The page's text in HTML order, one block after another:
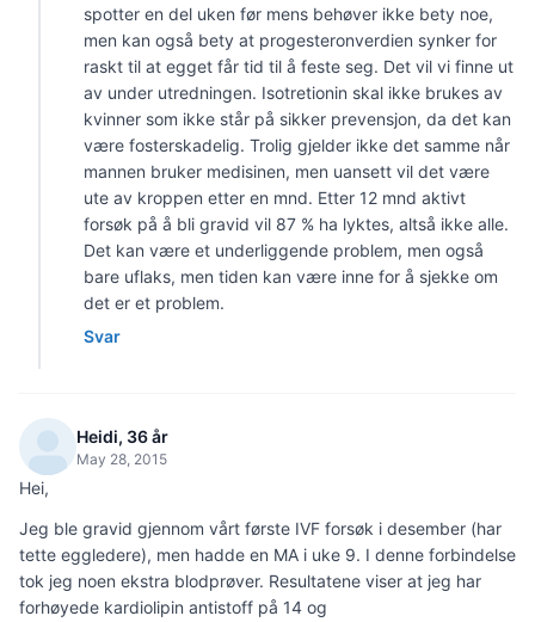
spotter en del uken før mens behøver ikke bety noe,
men kan også bety at progesteronverdien synker for
raskt til at egget får tid til å feste seg. Det vil vi finne ut
av under utredningen. Isotretionin skal ikke brukes av
kvinner som ikke står på sikker prevensjon, da det kan
være fosterskadelig. Trolig gjelder ikke det samme når
mannen bruker medisinen, men uansett vil det være
ute av kroppen etter en mnd. Etter 12 mnd aktivt
forsøk på å bli gravid vil 87 % ha lyktes, altså ikke alle.
Det kan være et underliggende problem, men også
bare uflaks, men tiden kan være inne for å sjekke om
det er et problem.
Svar
Heidi, 36 år
May 28, 2015
Hei,
Jeg ble gravid gjennom vårt første IVF forsøk i desember (har
tette eggledere), men hadde en MA i uke 9. I denne forbindelse
tok jeg noen ekstra blodprøver. Resultatene viser at jeg har
forhøyede kardiolipin antistoff på 14 og